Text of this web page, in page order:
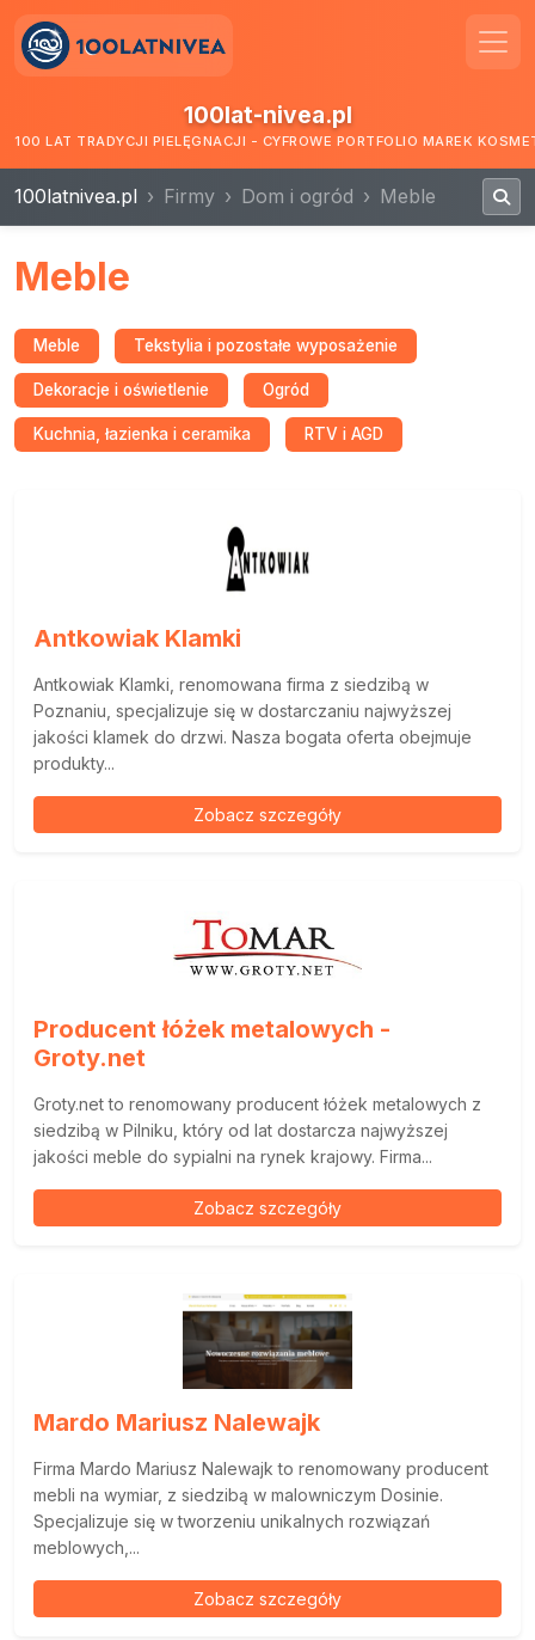
100lat-nivea.pl
100 LAT TRADYCJI PIELĘGNACJI - CYFROWE PORTFOLIO MAREK
100latnivea.pl Firmy Dom i ogród Meble
Meble
Meble Tekstylia i pozostałe wyposażenie
Dekoracje i oświetlenie Ogród
Kuchnia, łazienka i ceramika RTV i AGD
Antkowiak Klamki
Antkowiak Klamki, renomowana firma z siedzibą w
Poznaniu, specjalizuje się w dostarczaniu najwyższej
jakości klamek do drzwi. Nasza bogata oferta obejmuje
produkty...
Zobacz szczegóły
Producent łóżek metalowych -
Groty.net
Groty.net to renomowany producent łóżek metalowych z
siedzibą w Pilniku, który od lat dostarcza najwyższej
jakości meble do sypialni na rynek krajowy. Firma...
Zobacz szczegóły
Mardo Mariusz Nalewajk
Firma Mardo Mariusz Nalewajk to renomowany producent
mebli na wymiar, z siedzibą w malowniczym Dosinie.
Specjalizuje się w tworzeniu unikalnych rozwiązań
meblowych,...
Zobacz szczegóły